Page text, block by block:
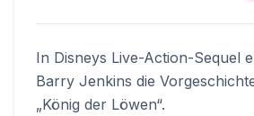
In Disneys Live-Action-Sequel
Barry Jenkins die
„König der Löwen“.